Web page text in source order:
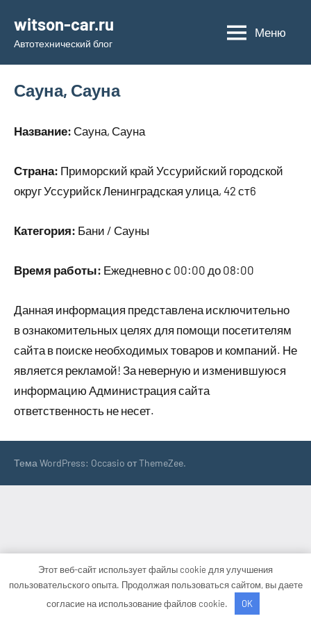
содержимому
witson-car.ru
Автотехнический блог
Меню
Сауна, Сауна
Название: Сауна, Сауна
Страна: Приморский край Уссурийский городской
округ Уссурийск Ленинградская улица, 42 ст6
Категория: Бани / Сауны
Время работы: Ежедневно с 00:00 до 08:00
Данная информация представлена исключительно
в ознакомительных целях для помощи посетителям
сайта в поиске необходимых товаров и компаний. Не
является рекламой! За неверную и изменившуюся
информацию Администрация сайта
ответственность не несет.
Тема WordPress: Occasio от ThemeZee.
Этот веб-сайт использует файлы cookie для улучшения
пользовательского опыта. Продолжая пользоваться сайтом, вы даете
согласие на использование файлов cookie.
OK